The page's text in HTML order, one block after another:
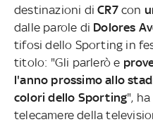
destinazioni diCR7con
dalle parole di Dolores
tifosi dello Sporting in
titolo: "Gli parlerò e
l'anno prossimo allo
colori dello Sporting",
telecamere della